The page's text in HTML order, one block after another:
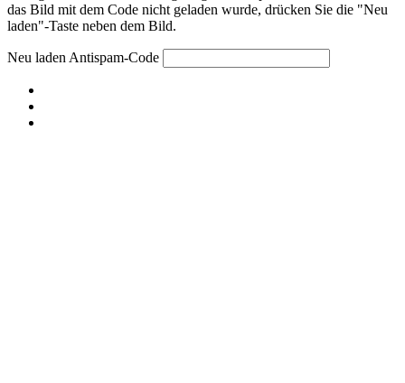
das Bild mit dem Code nicht geladen wurde, drücken Sie die "Neu
laden"-Taste neben dem Bild.
Neu laden Antispam-Code